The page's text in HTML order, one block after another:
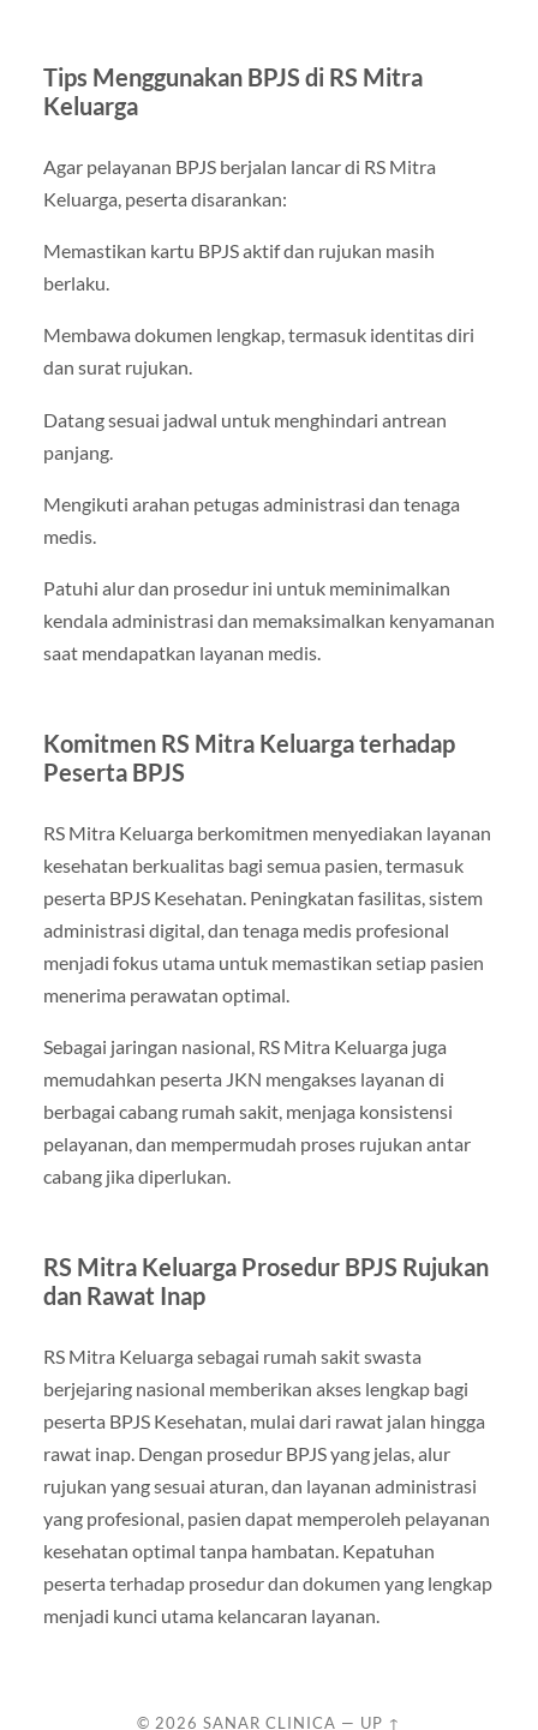
Tips Menggunakan BPJS di RS Mitra
Keluarga
Agar pelayanan BPJS berjalan lancar di RS Mitra
Keluarga, peserta disarankan:
Memastikan kartu BPJS aktif dan rujukan masih
berlaku.
Membawa dokumen lengkap, termasuk identitas diri
dan surat rujukan.
Datang sesuai jadwal untuk menghindari antrean
panjang.
Mengikuti arahan petugas administrasi dan tenaga
medis.
Patuhi alur dan prosedur ini untuk meminimalkan
kendala administrasi dan memaksimalkan kenyamanan
saat mendapatkan layanan medis.
Komitmen RS Mitra Keluarga terhadap
Peserta BPJS
RS Mitra Keluarga berkomitmen menyediakan layanan
kesehatan berkualitas bagi semua pasien, termasuk
peserta BPJS Kesehatan. Peningkatan fasilitas, sistem
administrasi digital, dan tenaga medis profesional
menjadi fokus utama untuk memastikan setiap pasien
menerima perawatan optimal.
Sebagai jaringan nasional, RS Mitra Keluarga juga
memudahkan peserta JKN mengakses layanan di
berbagai cabang rumah sakit, menjaga konsistensi
pelayanan, dan mempermudah proses rujukan antar
cabang jika diperlukan.
RS Mitra Keluarga Prosedur BPJS Rujukan
dan Rawat Inap
RS Mitra Keluarga sebagai rumah sakit swasta
berjejaring nasional memberikan akses lengkap bagi
peserta BPJS Kesehatan, mulai dari rawat jalan hingga
rawat inap. Dengan prosedur BPJS yang jelas, alur
rujukan yang sesuai aturan, dan layanan administrasi
yang profesional, pasien dapat memperoleh pelayanan
kesehatan optimal tanpa hambatan. Kepatuhan
peserta terhadap prosedur dan dokumen yang lengkap
menjadi kunci utama kelancaran layanan.
© 2026 SANAR CLINICA — UP ↑